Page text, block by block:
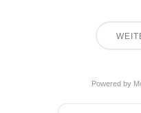
Powered by